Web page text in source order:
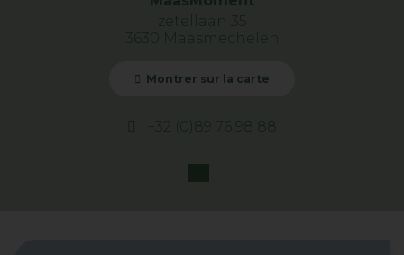
zetellaan 35
3630 Maasmechelen
Montrer sur la carte
+32 (0)89 76 98 88